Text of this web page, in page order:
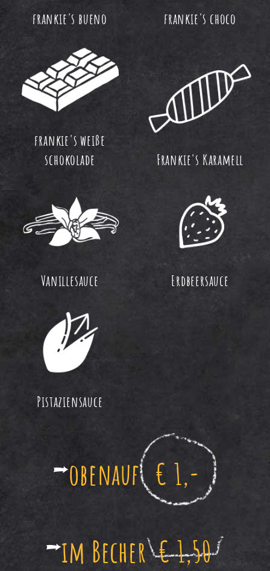
frankie's bueno frankie's choco
frankie's weiße
schokolade
Frankie's Karamell
Vanillesauce Erdbeersauce
Pistaziensauce
obenauf € 1,-
im Becher € 1,50